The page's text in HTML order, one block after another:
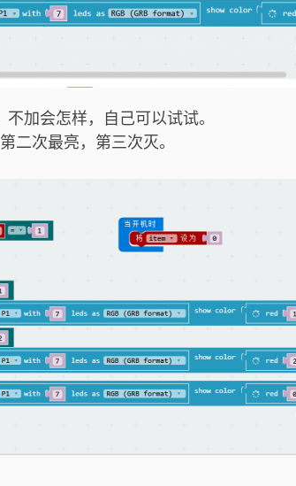
加会怎样，自己可以试试。
二次最亮，第三次灭。